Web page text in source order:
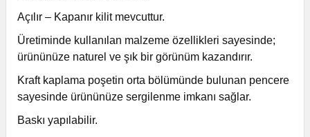
Açılır – Kapanır kilit mevcuttur.
Üretiminde kullanılan malzeme özellikleri sayesinde;
ürününüze naturel ve şık bir görünüm kazandırır.
Kraft kaplama poşetin orta bölümünde bulunan pencere
sayesinde ürününüze sergilenme imkanı sağlar.
Baskı yapılabilir.